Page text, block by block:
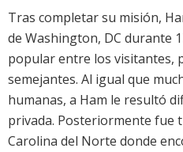
Tras completar su misión,
de Washington, DC durante
popular entre los visitantes,
semejantes. Al igual que
humanas, a Ham le resultó
privada. Posteriormente fue
Carolina del Norte donde